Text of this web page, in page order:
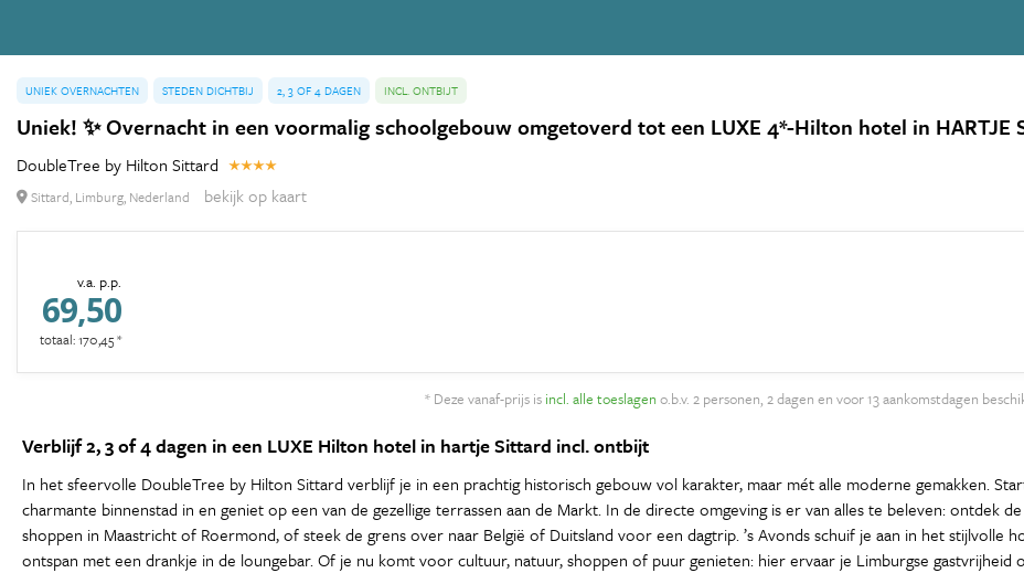
UNIEK OVERNACHTEN STEDEN DICHTBIJ 2, 3 OF 4 DAGEN INCL. ONTBIJT
Uniek! ✨ Overnacht in een voormalig schoolgebouw omgetoverd tot een LUXE 4*-Hilton hotel in
DoubleTree by Hilton Sittard
Sittard, Limburg, Nederland bekijk op kaart
v.a. p.p.
69,50
totaal: 170,45 *
* Deze vanaf-prijs is incl. alle toeslagen o.b.v. 2 personen, 2 dagen en voor 13 aankomstdagen
Verblijf 2, 3 of 4 dagen in een LUXE Hilton hotel in hartje Sittard incl. ontbijt
In het sfeervolle DoubleTree by Hilton Sittard verblijf je in een prachtig historisch gebouw vol karakter, maar mét alle moderne gemakken.
charmante binnenstad in en geniet op een van de gezellige terrassen aan de Markt. In de directe omgeving is er van alles te beleven: ontdek
shoppen in Maastricht of Roermond, of steek de grens over naar België of Duitsland voor een dagtrip. ’s Avonds schuif je aan in het stijlvolle
ontspan met een drankje in de loungebar. Of je nu komt voor cultuur, natuur, shoppen of puur genieten: hier ervaar je Limburgse gastvrijheid